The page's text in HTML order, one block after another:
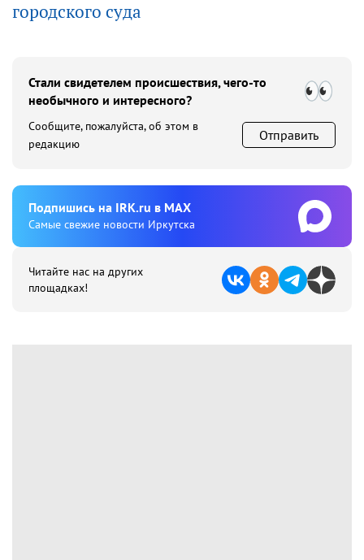
городского суда
Стали свидетелем происшествия, чего-то
необычного и интересного?
Сообщите, пожалуйста, об этом в
редакцию
Отправить
Подпишиcь на IRK.ru в MAX
Cамые свежие новости Иркутска
Читайте нас на других
площадках!